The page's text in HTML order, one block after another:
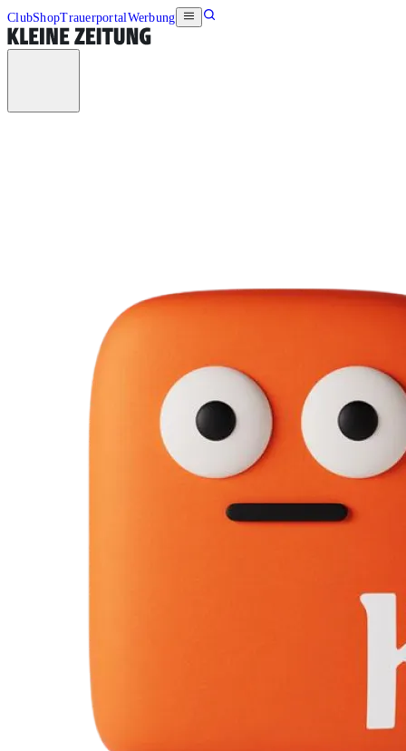
ClubShopTrauerportalWerbung